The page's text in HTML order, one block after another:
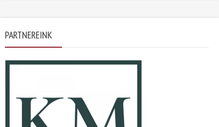
PARTNEREINK